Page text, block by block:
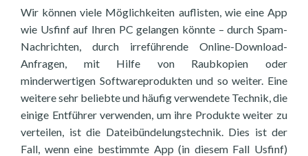
Wir können viele Möglichkeiten auflisten, wie eine App
wie Usfinf auf Ihren PC gelangen könnte – durch Spam-
Nachrichten, durch irreführende Online-Download-
Anfragen, mit Hilfe von Raubkopien oder
minderwertigen Softwareprodukten und so weiter. Eine
weitere sehr beliebte und häufig verwendete Technik, die
einige Entführer verwenden, um ihre Produkte weiter zu
verteilen, ist die Dateibündelungstechnik. Dies ist der
Fall, wenn eine bestimmte App (in diesem Fall Usfinf)